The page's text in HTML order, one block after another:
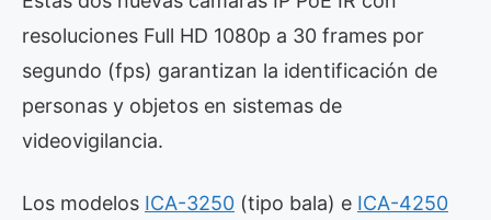
resoluciones Full HD 1080p a 30 frames por
segundo (fps) garantizan la identificación de
personas y objetos en sistemas de
videovigilancia.
Los modelos ICA-3250 (tipo bala) e ICA-4250